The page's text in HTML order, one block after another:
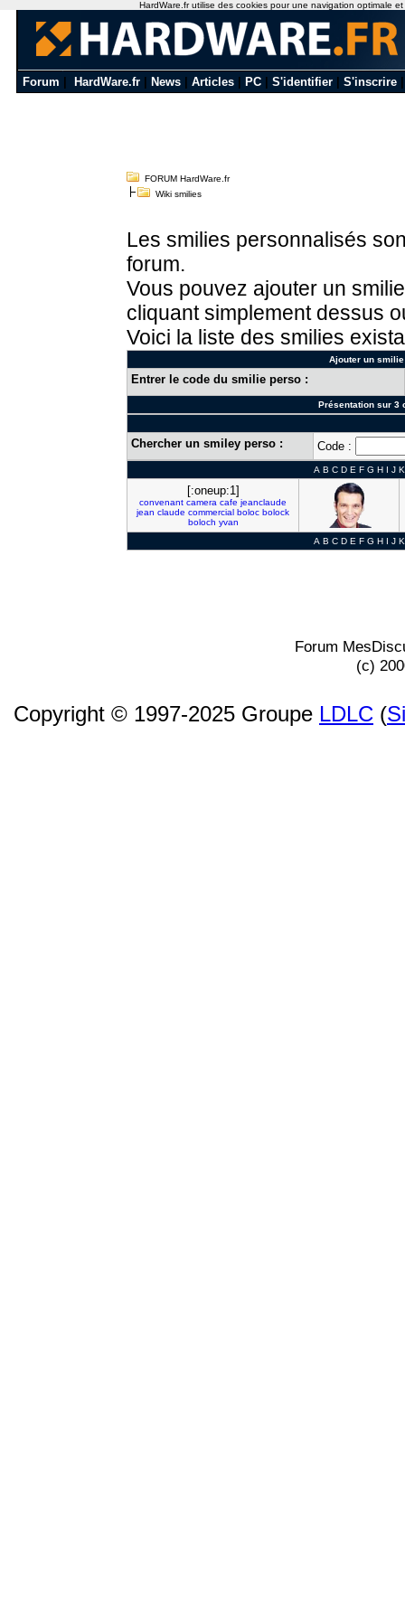
Forum HardWare.fr News Articles PC S'identifier S'inscrire
FORUM HardWare.fr
Wiki smilies
Les smilies personnalisés
forum.
Vous pouvez ajouter un
cliquant simplement dessus
Voici la liste des smilies
Ajouter un
Entrer le code du smilie perso :
Présentation sur 3
Chercher un smiley perso : Code :
A B C D E F G H I J K
[:oneup:1]
convenant camera cafe jeanclaude
jean claude commercial boloc bolock
boloch yvan
A B C D E F G H I J K
Forum
(c)
Copyright © 1997-2025 Groupe LDLC (
HardWare.fr utilise des cookies pour une navigation optimale